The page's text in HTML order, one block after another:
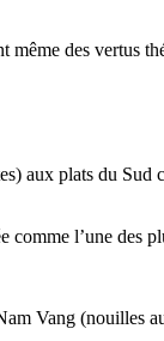
même des vertus
aux plats du Sud
l’une des
Vang (nouilles